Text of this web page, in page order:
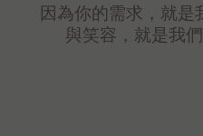
因為你的需求，就是
與笑容，就是我